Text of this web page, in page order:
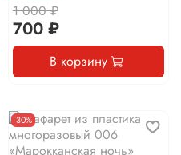
1 000 ₽
700 ₽
В корзину
-30%